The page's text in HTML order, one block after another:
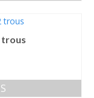
trous